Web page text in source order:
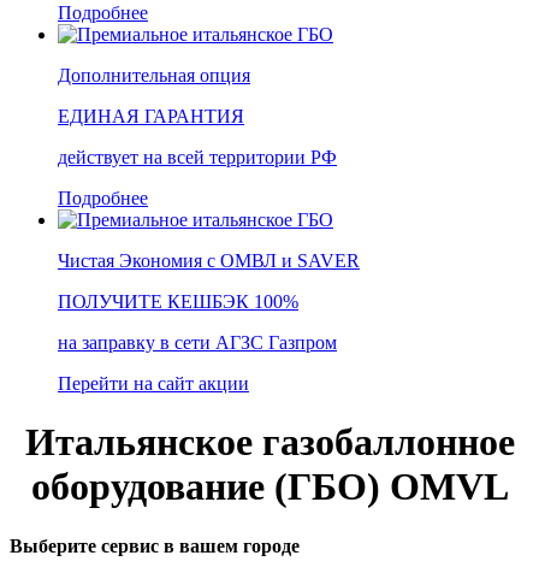
Подробнее
Дополнительная опция
ЕДИНАЯ ГАРАНТИЯ
действует на всей территории РФ
Подробнее
Чистая Экономия c ОМВЛ и SAVER
ПОЛУЧИТЕ КЕШБЭК 100%
на заправку в сети АГЗС Газпром
Перейти на сайт акции
Итальянское газобаллонное
оборудование (ГБО) OMVL
Выберите сервис в вашем городе